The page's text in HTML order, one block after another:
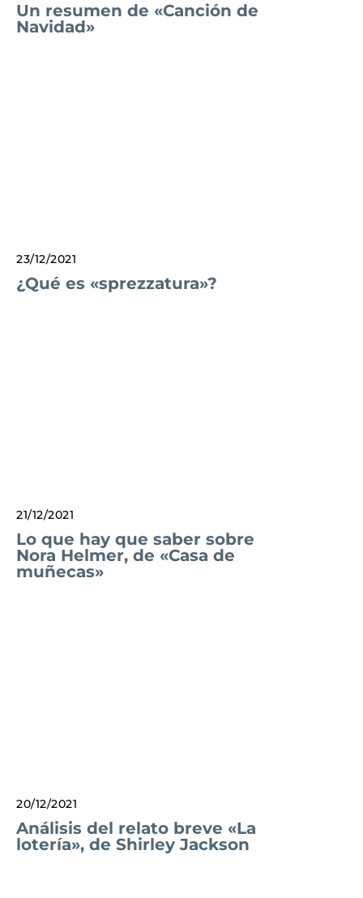
Un resumen de «Canción de
Navidad»
23/12/2021
¿Qué es «sprezzatura»?
21/12/2021
Lo que hay que saber sobre
Nora Helmer, de «Casa de
muñecas»
20/12/2021
Análisis del relato breve «La
lotería», de Shirley Jackson